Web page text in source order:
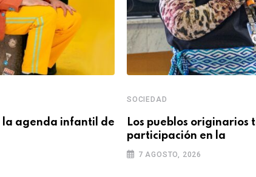
la agenda infantil de
SOCIEDAD
Los pueblos originarios
participación en la
7 AGOSTO, 2026